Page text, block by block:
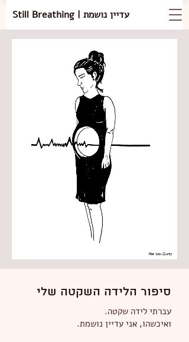
Still Breathing | עדיין נושמת
סיפור הלידה השקטה שלי
עברתי לידה שקטה.
ואיכשהו, אני עדיין נושמת.